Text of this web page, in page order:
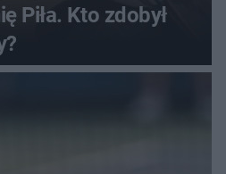
Piła. Kto zdobył